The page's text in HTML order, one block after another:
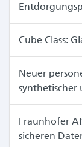
Cube Class:
Neuer
synthetischer
Fraunhofer
sicheren